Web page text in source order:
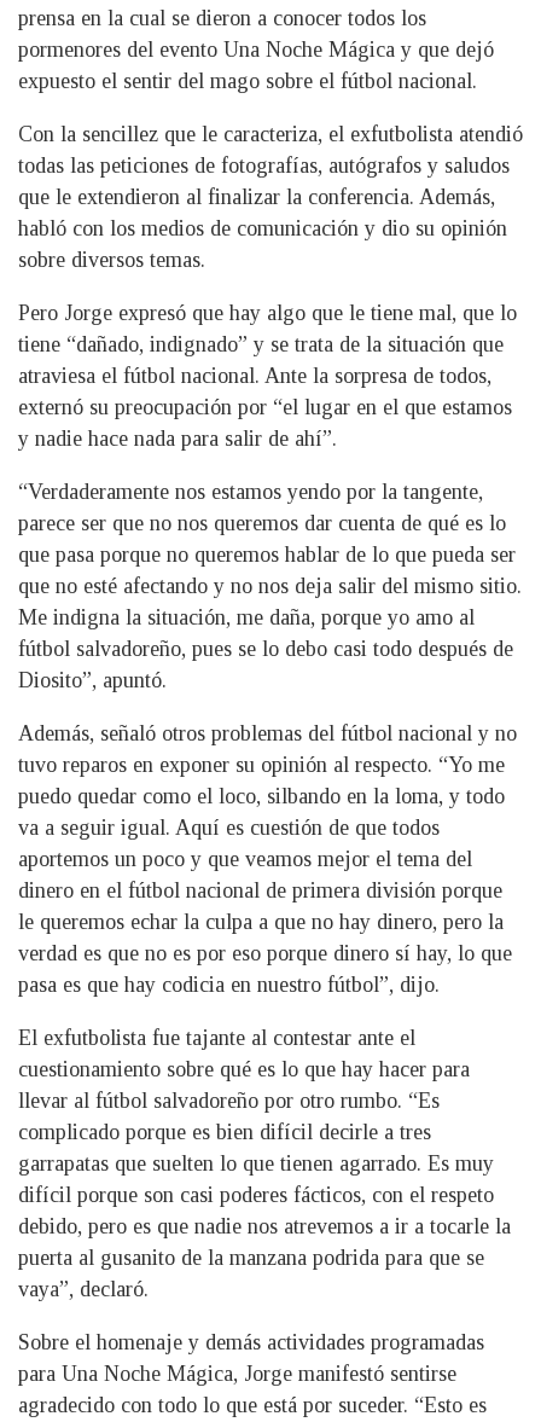
prensa en la cual se dieron a conocer todos los
pormenores del evento Una Noche Mágica y que dejó
expuesto el sentir del mago sobre el fútbol nacional.
Con la sencillez que le caracteriza, el exfutbolista atendió
todas las peticiones de fotografías, autógrafos y saludos
que le extendieron al finalizar la conferencia. Además,
habló con los medios de comunicación y dio su opinión
sobre diversos temas.
Pero Jorge expresó que hay algo que le tiene mal, que lo
tiene “dañado, indignado” y se trata de la situación que
atraviesa el fútbol nacional. Ante la sorpresa de todos,
externó su preocupación por “el lugar en el que estamos
y nadie hace nada para salir de ahí”.
“Verdaderamente nos estamos yendo por la tangente,
parece ser que no nos queremos dar cuenta de qué es lo
que pasa porque no queremos hablar de lo que pueda ser
que no esté afectando y no nos deja salir del mismo sitio.
Me indigna la situación, me daña, porque yo amo al
fútbol salvadoreño, pues se lo debo casi todo después de
Diosito”, apuntó.
Además, señaló otros problemas del fútbol nacional y no
tuvo reparos en exponer su opinión al respecto. “Yo me
puedo quedar como el loco, silbando en la loma, y todo
va a seguir igual. Aquí es cuestión de que todos
aportemos un poco y que veamos mejor el tema del
dinero en el fútbol nacional de primera división porque
le queremos echar la culpa a que no hay dinero, pero la
verdad es que no es por eso porque dinero sí hay, lo que
pasa es que hay codicia en nuestro fútbol”, dijo.
El exfutbolista fue tajante al contestar ante el
cuestionamiento sobre qué es lo que hay hacer para
llevar al fútbol salvadoreño por otro rumbo. “Es
complicado porque es bien difícil decirle a tres
garrapatas que suelten lo que tienen agarrado. Es muy
difícil porque son casi poderes fácticos, con el respeto
debido, pero es que nadie nos atrevemos a ir a tocarle la
puerta al gusanito de la manzana podrida para que se
vaya”, declaró.
Sobre el homenaje y demás actividades programadas
para Una Noche Mágica, Jorge manifestó sentirse
agradecido con todo lo que está por suceder. “Esto es